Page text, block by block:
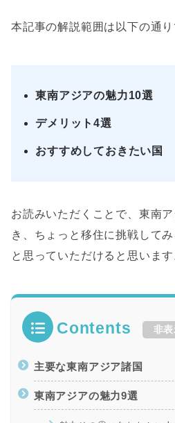
本記事の解説範囲は以下の通り
東南アジアの魅力10選
デメリット4選
おすすめしておきたい国
お読みいただくことで、東南
き、ちょっと移住に挑戦して
と思っていただけると思います
Contents 非
主要な東南アジア諸国
東南アジアの魅力9選